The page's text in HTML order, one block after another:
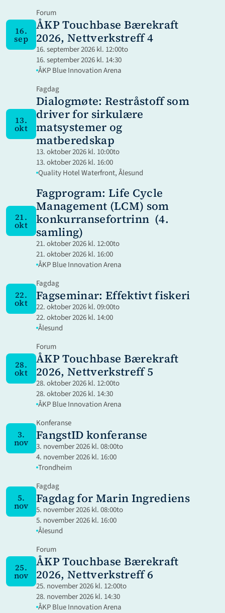
16.
sep
Forum
ÅKP Touchbase Bærekraft
2026, Nettverkstreff 4
16. september 2026 kl. 12:00to
16. september 2026 kl. 14:30
ÅKP Blue Innovation Arena
13.
okt
Fagdag
Dialogmøte: Restråstoff som
driver for sirkulære
matsystemer og
matberedskap
13. oktober 2026 kl. 10:00to
13. oktober 2026 kl. 16:00
Quality Hotel Waterfront, Ålesund
21.
okt
Fagprogram: Life Cycle
Management (LCM) som
konkurransefortrinn  (4.
samling)
21. oktober 2026 kl. 12:00to
21. oktober 2026 kl. 16:00
ÅKP Blue Innovation Arena
22.
okt
Fagdag
Fagseminar: Effektivt fiskeri
22. oktober 2026 kl. 09:00to
22. oktober 2026 kl. 14:00
Ålesund
28.
okt
Forum
ÅKP Touchbase Bærekraft
2026, Nettverkstreff 5
28. oktober 2026 kl. 12:00to
28. oktober 2026 kl. 14:30
ÅKP Blue Innovation Arena
3.
nov
Konferanse
FangstID konferanse
3. november 2026 kl. 08:00to
4. november 2026 kl. 16:00
Trondheim
5.
nov
Fagdag
Fagdag for Marin Ingrediens
5. november 2026 kl. 08:00to
5. november 2026 kl. 16:00
Ålesund
25.
nov
Forum
ÅKP Touchbase Bærekraft
2026, Nettverkstreff 6
25. november 2026 kl. 12:00to
28. november 2026 kl. 14:30
ÅKP Blue Innovation Arena